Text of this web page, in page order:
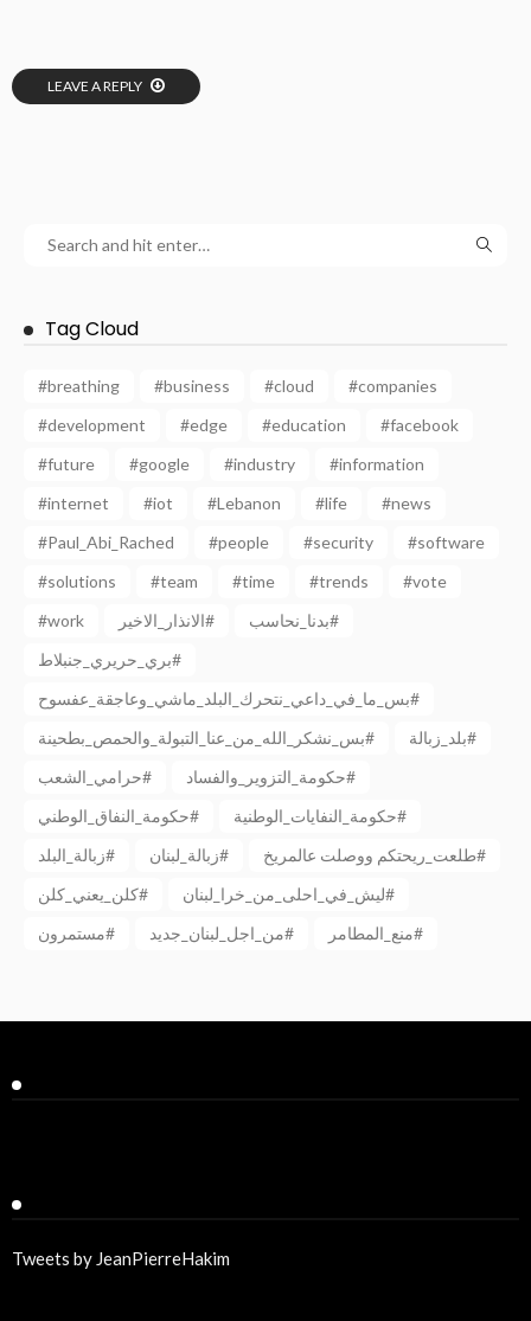
LEAVE A REPLY
Tag Cloud
#breathing #business #cloud
#companies
#development
#edge #education
#facebook
#future
#google #industry
#information
#internet
#iot #Lebanon #life
#news
#Paul_Abi_Rached
#people #security
#software
#solutions
#team #time #trends
#vote
#work
الانذار_الاخير#
بدنا_نحاسب#
بري_حريري_جنبلاط#
بس_ما_في_داعي_نتحرك_البلد_ماشي_وعاجقة_عفسوح#
بس_نشكر_الله_من_عنا_التبولة_والحمص_بطحينة#
بلد_زبالة#
حرامي_الشعب#
حكومة_التزوير_والفساد#
حكومة_النفاق_الوطني#
حكومة_النفايات_الوطنية#
زبالة_البلد#
زبالة_لبنان#
طلعت_ريحتكم ووصلت عالمريخ#
كلن_يعني_كلن#
ليش_في_احلى_من_خرا_لبنان#
مستمرون#
من_اجل_لبنان_جديد# منع_المطامر#
Tweets by JeanPierreHakim